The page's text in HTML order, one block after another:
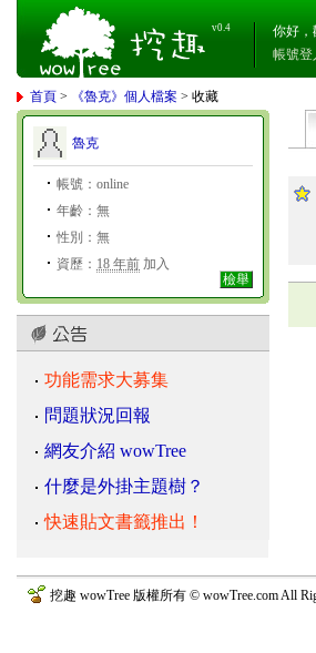
v0.4
你好，
帳號登
首頁 > 《魯克》個人檔案 > 收藏
魯克
帳號：online
年齡：無
性別：無
資歷： 18 年前 加入
檢舉
功能需求大募集
問題狀況回報
網友介紹 wowTree
什麼是外掛主題樹？
快速貼文書籤推出！
挖趣 wowTree 版權所有 © wowTree.com All